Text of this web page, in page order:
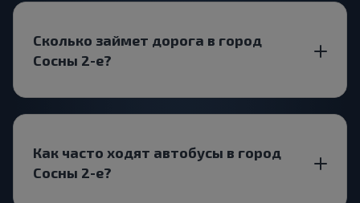
Сколько займет дорога в город
Сосны 2-е?
Как часто ходят автобусы в город
Сосны 2-е?